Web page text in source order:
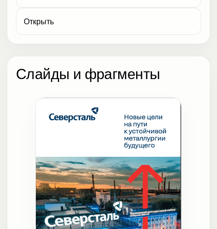
Открыть
Слайды и фрагменты